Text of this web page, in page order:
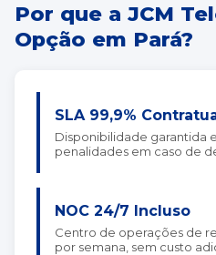
Por que a JCM
Opção em Pará?
SLA 99,9%
Disponibilidade garantida
penalidades em caso de
NOC 24/7 Incluso
Centro de operações de
por semana, sem custo